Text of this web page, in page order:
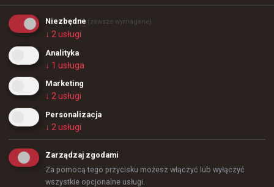
blastbounty TombStone
Najlepsza "5" BLAST Bounty wg HLTV
Niezbędne (zawsze wymagane)
↓ 2usługi
Analityka
↓ 1 usługa
Marketing
↓ 2usługi
Personalizacja
↓ 2usługi
Zarządzaj zgodami
Za pomocą tego przycisku możesz włączyć lub wyłączyć
wszystkie opcjonalne usługi.